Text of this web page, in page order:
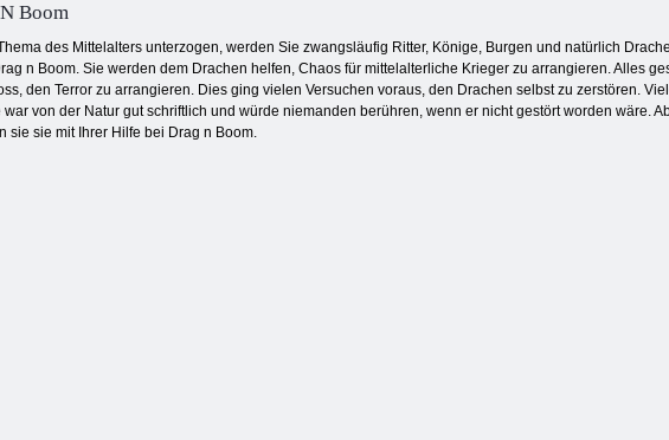
Boom
des Mittelalters unterzogen, werden Sie zwangsläufig Ritter, Könige, Burgen und natürlich
n Boom. Sie werden dem Drachen helfen, Chaos für mittelalterliche Krieger zu arrangieren. Alles
den Terror zu arrangieren. Dies ging vielen Versuchen voraus, den Drachen selbst zu zerstören.
war von der Natur gut schriftlich und würde niemanden berühren, wenn er nicht gestört worden wäre.
sie sie mit Ihrer Hilfe bei Drag n Boom.